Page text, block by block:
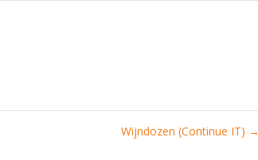
Wijndozen (Continue IT) →